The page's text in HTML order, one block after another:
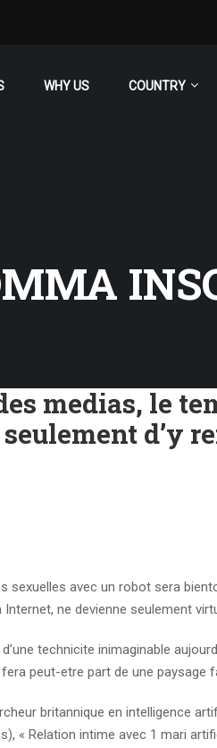
WHY US COUNTRY
medias, le
d’y
sexuelles avec un robot sera
ne devienne seulement
technicite inimaginable
peut-etre part de une paysage
britannique en intelligence
« Relation intime avec 1 mari